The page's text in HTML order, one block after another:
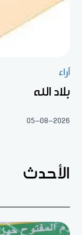
آراء
بلاد الله
05-08-2026
الأحدث